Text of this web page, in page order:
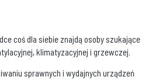
coś dla siebie znajdą osoby szukające
klimatyzacyjnej i grzewczej.
sprawnych i wydajnych urządzeń